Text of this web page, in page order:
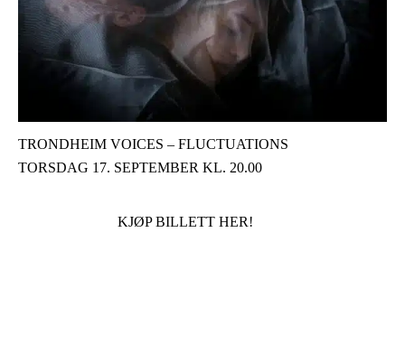
TRONDHEIM VOICES – FLUCTUATIONS
TORSDAG 17. SEPTEMBER KL. 20.00
KJØP BILLETT HER!